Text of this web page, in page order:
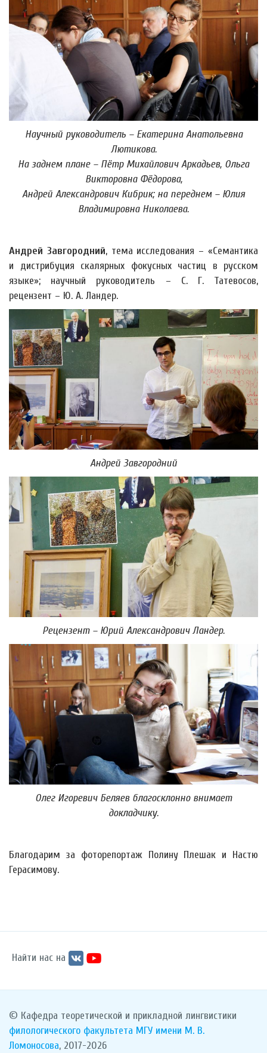
Научный руководитель – Екатерина Анатольевна
Лютикова.
На заднем плане – Пётр Михайлович Аркадьев, Ольга
Викторовна Фёдорова,
Андрей Александрович Кибрик; на переднем – Юлия
Владимировна Николаева.
Андрей Завгородний, тема исследования – «Семантика
и дистрибуция скалярных фокусных частиц в русском
языке»; научный руководитель – С. Г. Татевосов,
рецензент – Ю. А. Ландер.
Андрей Завгородний
Рецензент – Юрий Александрович Ландер.
Олег Игоревич Беляев благосклонно внимает
докладчику.
Благодарим за фоторепортаж Полину Плешак и Настю
Герасимову.
Найти нас на
© Кафедра теоретической и прикладной лингвистики
филологического факультета МГУ имени М. В.
Ломоносова, 2017-2026